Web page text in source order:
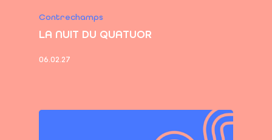
Contrechamps
LA NUIT DU QUATUOR
06.02.27